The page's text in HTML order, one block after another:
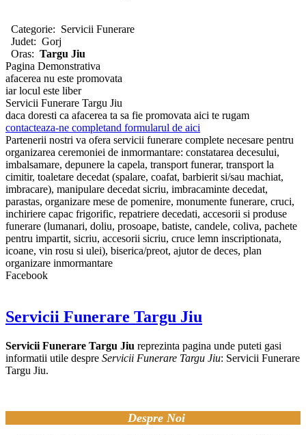
Categorie: Servicii Funerare
Judet: Gorj
Oras: Targu Jiu
Pagina Demonstrativa
afacerea nu este promovata
iar locul este liber
Servicii Funerare Targu Jiu
daca doresti ca afacerea ta sa fie promovata aici te rugam
contacteaza-ne completand formularul de aici
Partenerii nostri va ofera servicii funerare complete necesare pentru
organizarea ceremoniei de inmormantare: constatarea decesului,
imbalsamare, depunere la capela, transport funerar, transport la
cimitir, toaletare decedat (spalare, coafat, barbierit si/sau machiat,
imbracare), manipulare decedat sicriu, imbracaminte decedat,
parastas, organizare mese de pomenire, monumente funerare, cruci,
inchiriere capac frigorific, repatriere decedati, accesorii si produse
funerare (lumanari, doliu, prosoape, batiste, candele, coliva, pachete
pentru impartit, sicriu, accesorii sicriu, cruce lemn inscriptionata,
icoane, vin rosu si ulei), biserica/preot, ajutor de deces, plan
organizare inmormantare
Facebook
Servicii Funerare Targu Jiu
Servicii Funerare Targu Jiu reprezinta pagina unde puteti gasi
informatii utile despre Servicii Funerare Targu Jiu: Servicii Funerare
Targu Jiu.
Despre Noi